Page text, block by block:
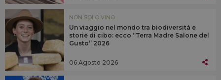
NON SOLO VINO
Un viaggio nel mondo tra biodiversità e
storie di cibo: ecco “Terra Madre Salone del
Gusto” 2026
06 Agosto 2026